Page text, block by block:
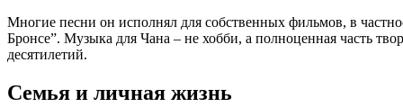
Многие песни он исполнял для собственных фильмов, в
Бронсе”. Музыка для Чана – не хобби, а полноценная часть
десятилетий.
Семья и личная жизнь